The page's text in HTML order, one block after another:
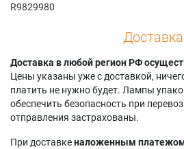
BARCOGraphics
9200
9200
Barco BG9100
Barco BG9200
R9829980
Доставка
Доставка в любой регион РФ
Цены указаны уже с доставкой,
платить не нужно будет. Лампы
обеспечить безопасность при
отправления застрахованы.
При доставкеналоженным